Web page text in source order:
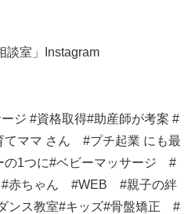
談室」Instagram
ジ #資格取得#助産師が考案 #
てママ さん #プチ起業 にも最
の1つに#ベビーマッサージ #
赤ちゃん #WEB #親子の絆
ンス教室#キッズ#骨盤矯正 #